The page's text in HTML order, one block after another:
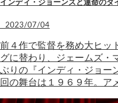
インディ・ジョーンズと運命のダ
2023/07/04
前４作で監督を務め大ヒッ
グに替わり、ジェームズ・
ぶりの『インディ・ジョー
回の舞台は１９６９年。ア